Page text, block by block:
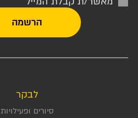
לבקר
סיורים ופעילויות